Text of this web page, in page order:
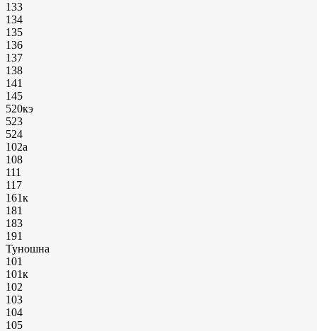
133
134
135
136
137
138
141
145
520кэ
523
524
102а
108
111
117
161к
181
183
191
Туношна
101
101к
102
103
104
105